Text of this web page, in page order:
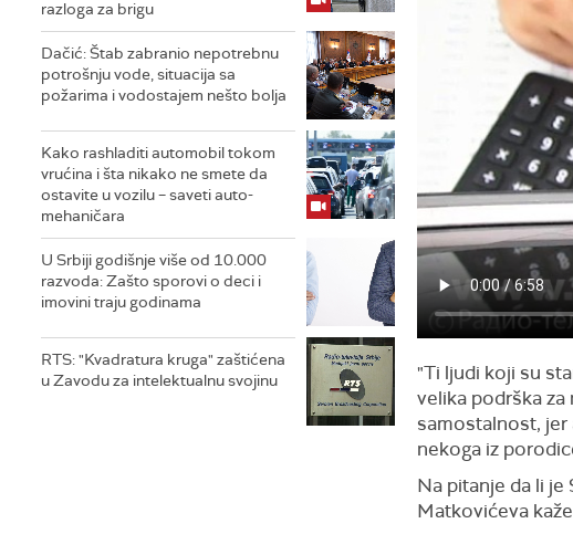
razloga za brigu
Dačić: Štab zabranio nepotrebnu
potrošnju vode, situacija sa
požarima i vodostajem nešto bolja
Kako rashladiti automobil tokom
vrućina i šta nikako ne smete da
ostavite u vozilu – saveti auto-
mehaničara
U Srbiji godišnje više od 10.000
razvoda: Zašto sporovi o deci i
imovini traju godinama
RTS: "Kvadratura kruga" zaštićena
u Zavodu za intelektualnu svojinu
"Ti ljudi koji su
velika podrška
samostalnost, jer
nekoga iz
Na pitanje da li je
Matkovićeva